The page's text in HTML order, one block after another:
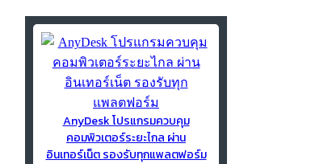
AnyDesk โปรแกรมควบคุม
คอมพิวเตอร์ระยะไกล ผ่าน
อินเทอร์เน็ต รองรับทุกแพลตฟอร์ม